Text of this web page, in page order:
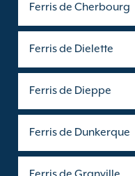
Ferris de Cherbourg
Ferris de Dielette
Ferris de Dieppe
Ferris de Dunkerque